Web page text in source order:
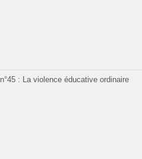
n°45 : La violence éducative ordinaire